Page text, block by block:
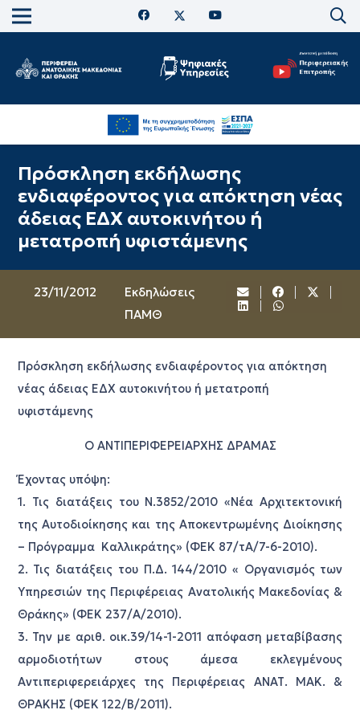
Πρόσκληση εκδήλωσης
ενδιαφέροντος για απόκτηση νέας
άδειας ΕΔΧ αυτοκινήτου ή
μετατροπή υφιστάμενης
23/11/2012
Εκδηλώσεις
ΠΑΜΘ
Πρόσκληση εκδήλωσης ενδιαφέροντος για απόκτηση
νέας άδειας ΕΔΧ αυτοκινήτου ή μετατροπή
υφιστάμενης
Ο ΑΝΤΙΠΕΡΙΦΕΡΕΙΑΡΧΗΣ ΔΡΑΜΑΣ
Έχοντας υπόψη:
1. Τις διατάξεις του Ν.3852/2010 «Νέα Αρχιτεκτονική
της Αυτοδιοίκησης και της Αποκεντρωμένης Διοίκησης
– Πρόγραμμα Καλλικράτης» (ΦΕΚ 87/τΑ/7-6-2010).
2. Τις διατάξεις του Π.Δ. 144/2010 « Οργανισμός των
Υπηρεσιών της Περιφέρειας Ανατολικής Μακεδονίας &
Θράκης» (ΦΕΚ 237/Α/2010).
3. Την με αριθ. oικ.39/14-1-2011 απόφαση μεταβίβασης
αρμοδιοτήτων στους άμεσα εκλεγμένους
Αντιπεριφερειάρχες της Περιφέρειας ΑΝΑΤ. ΜΑΚ. &
ΘΡΑΚΗΣ (ΦΕΚ 122/Β/2011).